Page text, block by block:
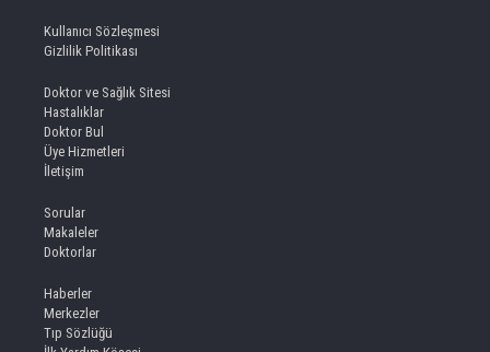
Kullanıcı Sözleşmesi
Gizlilik Politikası
Doktor ve Sağlık Sitesi
Hastalıklar
Doktor Bul
Üye Hizmetleri
İletişim
Sorular
Makaleler
Doktorlar
Haberler
Merkezler
Tıp Sözlüğü